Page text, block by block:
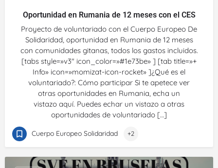
Oportunidad en Rumania de 12 meses con el CES
Proyecto de voluntariado con el Cuerpo Europeo De
Solidaridad, oportunidad en Rumania de 12 meses
con comunidades gitanas, todos los gastos incluidos.
[tabs style=»v3″ icon_color=»#1e73be» ] [tab title=»+
Info» icon=»momizat-icon-rocket» ]¿Qué es el
voluntariado?: Cómo participar Si te apetece ver
otras oportunidades en Rumania, echa un
vistazo aquí. Puedes echar un vistazo a otras
oportunidades de voluntariado […]
Cuerpo Europeo Solidaridad +2